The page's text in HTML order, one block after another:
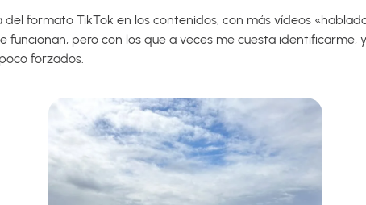
formato TikTok en los contenidos, con más vídeos
funcionan, pero con los que a veces me cuesta identificarme,
forzados.